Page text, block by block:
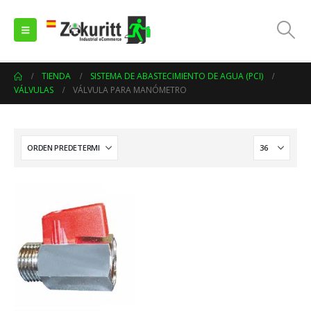
TIENDA
SISTEMA DE ABASTECIMIENTO DE AGUA (PCI)
VÁLVULAS
VÁLVULA PARA MANÓMETRO